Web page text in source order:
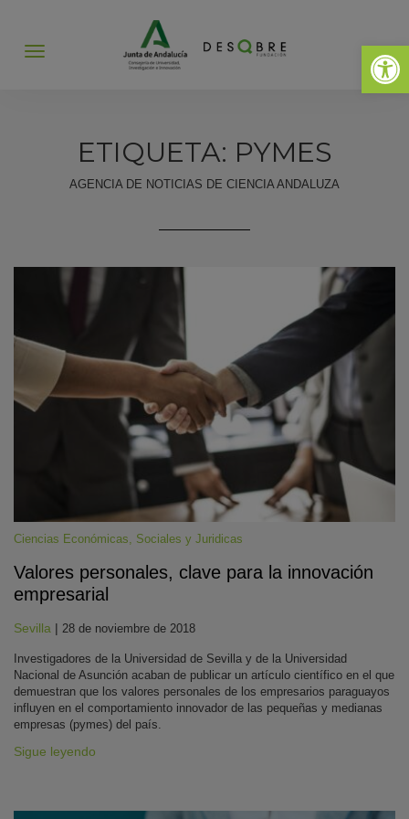
Abrir
Abrir
ETIQUETA: PYMES
AGENCIA DE NOTICIAS DE CIENCIA ANDALUZA
Ciencias Económicas, Sociales y Juridicas
Valores personales, clave para la innovación
empresarial
Sevilla | 28 de noviembre de 2018
Investigadores de la Universidad de Sevilla y de la Universidad
Nacional de Asunción acaban de publicar un artículo científico en el que
demuestran que los valores personales de los empresarios paraguayos
influyen en el comportamiento innovador de las pequeñas y medianas
empresas (pymes) del país.
Sigue leyendo